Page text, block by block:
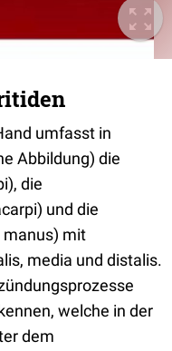
umfasst in
Abbildung) die
die
und die
manus) mit
media und distalis.
welche in der
dem